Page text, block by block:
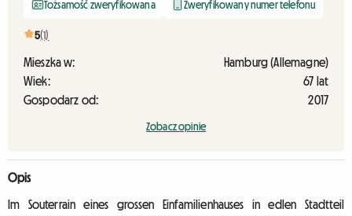
Tożsamość zweryfikowana Zweryfikowany numer telefonu
5(1)
Mieszka w:
Hamburg (Allemagne)
Wiek:
67 lat
Gospodarz od:
2017
Zobacz opinie
Opis
Im Souterrain eines grossen Einfamilienhauses in edlen Stadtteil